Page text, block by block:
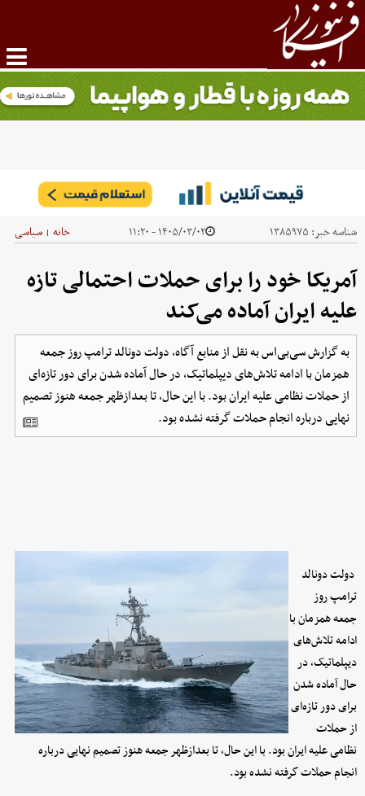
شناسه خبر: ۱۳۸۵۹۷۵ ۱۴۰۵/۰۳/۰۲ - ۱۱:۲۰ خانه | سیاسی
آمریکا خود را برای حملات احتمالی تازه
علیه ایران آماده می‌کند
به گزارش سی‌بی‌اس به نقل از منابع آگاه، دولت دونالد ترامپ روز جمعه
همزمان با ادامه تلاش‌های دیپلماتیک، در حال آماده شدن برای دور تازه‌ای
از حملات نظامی علیه ایران بود. با این حال، تا بعدازظهر جمعه هنوز تصمیم
نهایی درباره انجام حملات گرفته نشده بود.
دولت دونالد
ترامپ روز
جمعه همزمان با
ادامه تلاش‌های
دیپلماتیک، در
حال آماده شدن
برای دور تازه‌ای
از حملات
نظامی علیه ایران بود. با این حال، تا بعدازظهر جمعه هنوز تصمیم نهایی درباره
انجام حملات گرفته نشده بود.